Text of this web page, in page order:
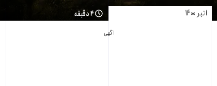
۱ تیر ۱۴۰۰ ۴ دقیقه
آگهی